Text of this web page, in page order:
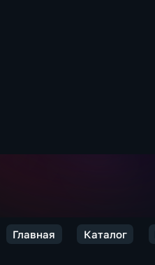
Главная Каталог